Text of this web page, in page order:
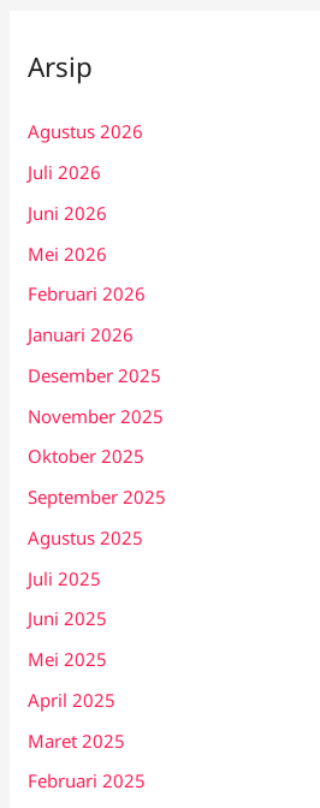
Arsip
Agustus 2026
Juli 2026
Juni 2026
Mei 2026
Februari 2026
Januari 2026
Desember 2025
November 2025
Oktober 2025
September 2025
Agustus 2025
Juli 2025
Juni 2025
Mei 2025
April 2025
Maret 2025
Februari 2025